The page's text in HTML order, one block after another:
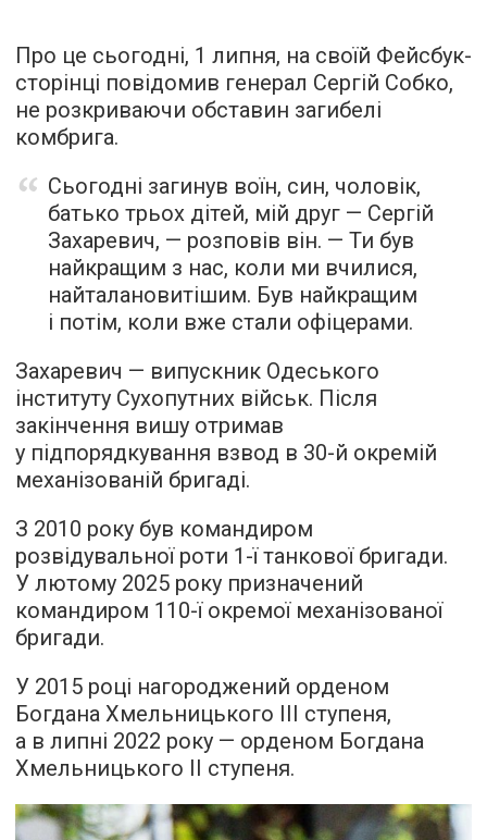
Про це сьогодні, 1 липня, на своїй Фейсбук-
сторінці повідомив генерал Сергій Собко,
не розкриваючи обставин загибелі
комбрига.
Сьогодні загинув воїн, син, чоловік,
батько трьох дітей, мій друг — Сергій
Захаревич, — розповів він. — Ти був
найкращим з нас, коли ми вчилися,
найталановитішим. Був найкращим
і потім, коли вже стали офіцерами.
Захаревич — випускник Одеського
інституту Сухопутних військ. Після
закінчення вишу отримав
у підпорядкування взвод в 30-й окремій
механізованій бригаді.
З 2010 року був командиром
розвідувальної роти 1-ї танкової бригади.
У лютому 2025 року призначений
командиром 110-ї окремої механізованої
бригади.
У 2015 році нагороджений орденом
Богдана Хмельницького ІІІ ступеня,
а в липні 2022 року — орденом Богдана
Хмельницького ІІ ступеня.